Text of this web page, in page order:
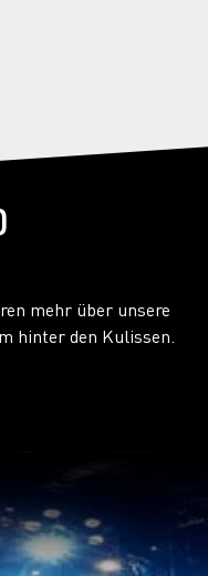
mehr über unsere
hinter den Kulissen.